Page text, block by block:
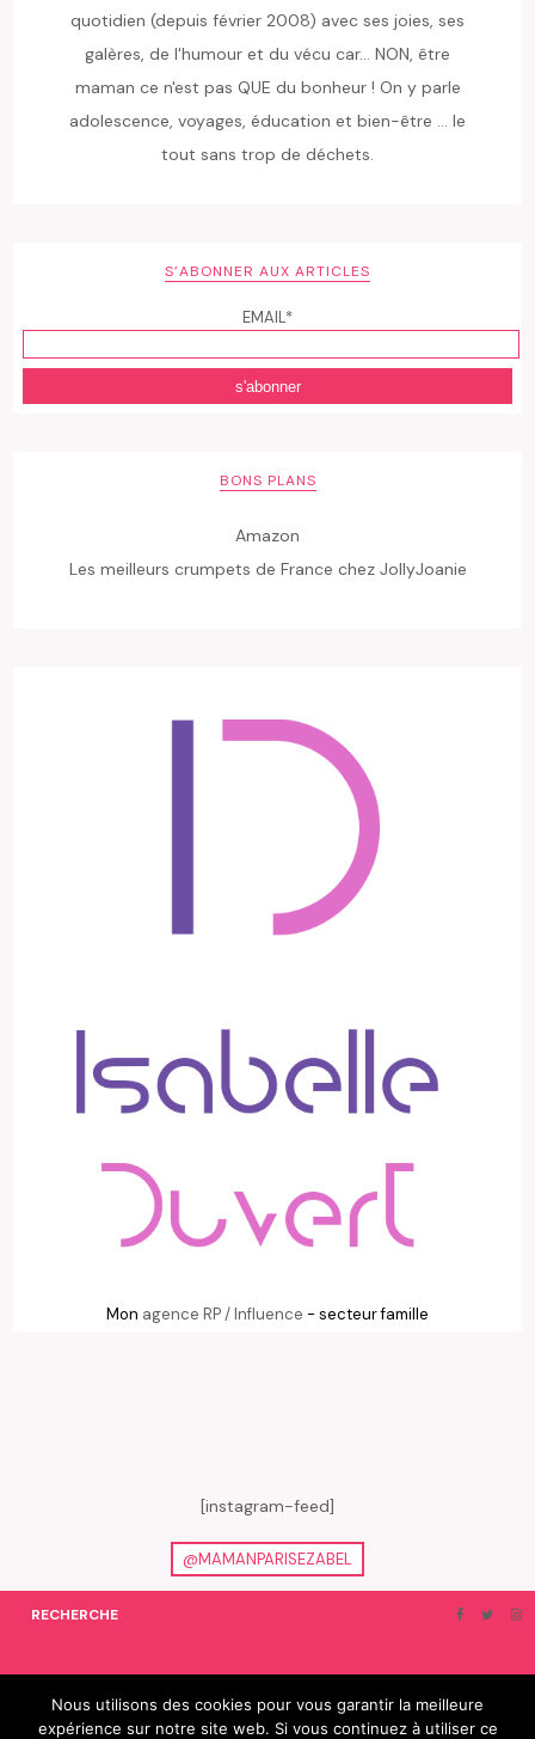
quotidien (depuis février 2008) avec ses joies, ses
galères, de l'humour et du vécu car... NON, être
maman ce n'est pas QUE du bonheur ! On y parle
adolescence, voyages, éducation et bien-être ... le
tout sans trop de déchets.
S’ABONNER AUX ARTICLES
EMAIL*
BONS PLANS
Amazon
Les meilleurs crumpets de France chez JollyJoanie
Mon agence RP / Influence - secteur famille
[instagram-feed]
@MAMANPARISEZABEL
RECHERCHE
ON EN PARLE… BLOGROLL
Nous utilisons des cookies pour vous garantir la meilleure
expérience sur notre site web. Si vous continuez à utiliser ce